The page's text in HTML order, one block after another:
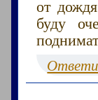
от
буду